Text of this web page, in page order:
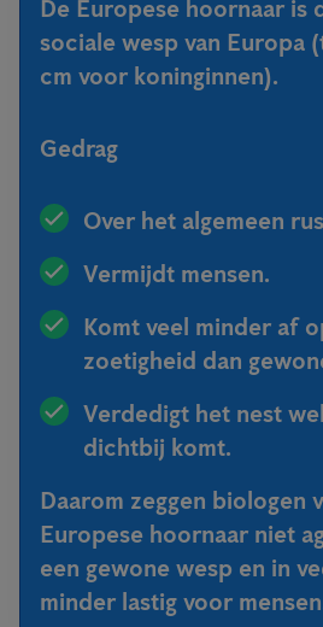
De Europese hoornaar is
sociale wesp van Europa
cm voor koninginnen).
Gedrag
Over het algemeen
Vermijdt mensen.
Komt veel minder af
zoetigheid dan
Verdedigt het nest
dichtbij komt.
Daarom zeggen biologen
Europese hoornaar niet
een gewone wesp en in
minder lastig voor